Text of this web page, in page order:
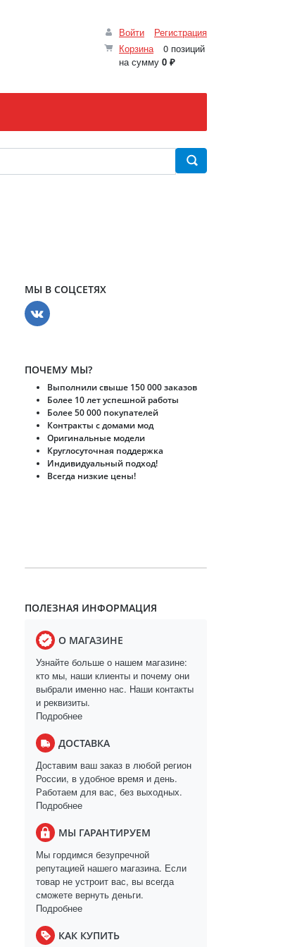
Войти
Регистрация
Корзина
0 позиций
на сумму 0 ₽
МЫ В СОЦСЕТЯХ
ПОЧЕМУ МЫ?
Выполнили свыше 150 000 заказов
Более 10 лет успешной работы
Более 50 000 покупателей
Контракты с домами мод
Оригинальные модели
Круглосуточная поддержка
Индивидуальный подход!
Всегда низкие цены!
ПОЛЕЗНАЯ ИНФОРМАЦИЯ
О МАГАЗИНЕ
Узнайте больше о нашем магазине:
кто мы, наши клиенты и почему они
выбрали именно нас. Наши контакты
и реквизиты.
Подробнее
ДОСТАВКА
Доставим ваш заказ в любой регион
России, в удобное время и день.
Работаем для вас, без выходных.
Подробнее
МЫ ГАРАНТИРУЕМ
Мы гордимся безупречной
репутацией нашего магазина. Если
товар не устроит вас, вы всегда
сможете вернуть деньги.
Подробнее
КАК КУПИТЬ